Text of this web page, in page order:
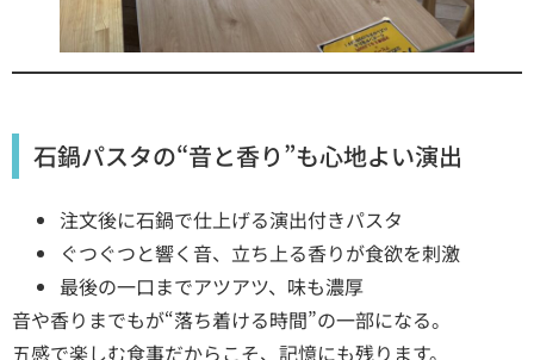
石鍋パスタの“音と香り”も心地よい演出
注文後に石鍋で仕上げる演出付きパスタ
ぐつぐつと響く音、立ち上る香りが食欲を刺激
最後の一口までアツアツ、味も濃厚
音や香りまでもが“落ち着ける時間”の一部になる。
五感で楽しむ食事だからこそ、記憶にも残ります。